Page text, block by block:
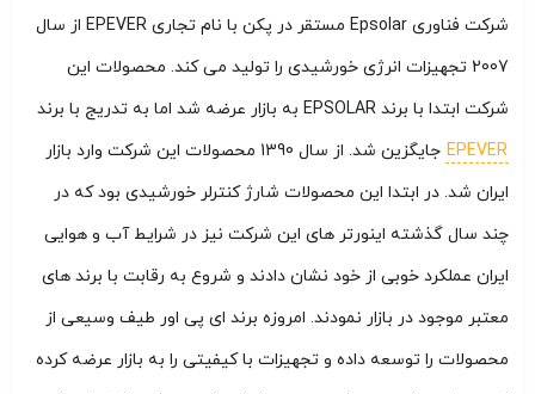
شرکت فناوری Epsolar مستقر در پکن با نام تجاری EPEVER از سال
2007 تجهیزات انرژی خورشیدی را تولید می کند. محصولات این
شرکت ابتدا با برند EPSOLAR به بازار عرضه شد اما به تدریج با برند
EPEVER
جایگزین شد. از سال 1390 محصولات این شرکت وارد بازار
ایران شد. در ابتدا این محصولات شارژ کنترلر خورشیدی بود که در
چند سال گذشته اینورتر های این شرکت نیز در شرایط آب و هوایی
ایران عملکرد خوبی از خود نشان دادند و شروع به رقابت با برند های
معتبر موجود در بازار نمودند. امروزه برند ای پی اور طیف وسیعی از
محصولات را توسعه داده و تجهیزات با کیفیتی را به بازار عرضه کرده